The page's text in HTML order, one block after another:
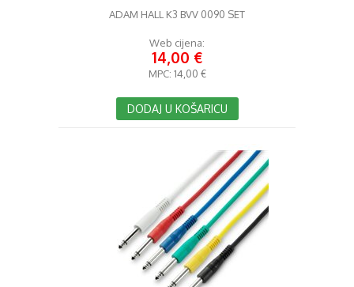
ADAM HALL K3 BVV 0090 SET
Web cijena:
14,00 €
MPC: 14,00 €
DODAJ U KOŠARICU